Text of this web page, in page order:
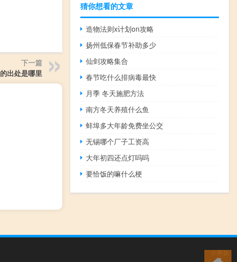
下一篇
出处是哪里
猜你想看的文章
造物法则x计划on攻略
扬州低保春节补助多少
仙剑攻略集合
春节吃什么排病毒最快
月季 冬天施肥方法
南方冬天养殖什么鱼
蚌埠多大年龄免费坐公交
无锡哪个厂子工资高
大年初四还点灯吗吗
要恰饭的嘛什么梗
小男孩